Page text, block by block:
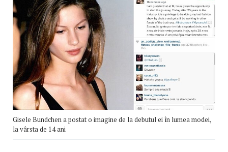
Gisele Bundchen a postat o imagine de la debutul ei în lumea modei,
la vârsta de 14 ani